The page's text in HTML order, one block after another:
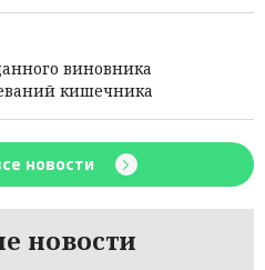
виновника
кишечника
новости
новости